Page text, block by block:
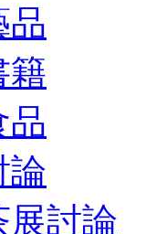
品
籍
品
論
展討論